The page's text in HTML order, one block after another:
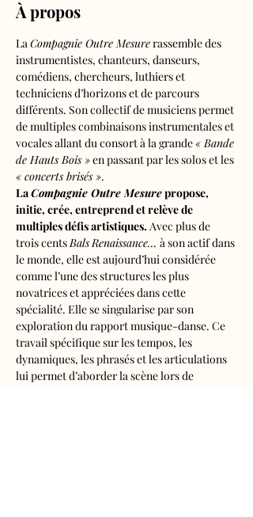
À propos
La Compagnie Outre Mesure rassemble des
instrumentistes, chanteurs, danseurs,
comédiens, chercheurs, luthiers et
techniciens d’horizons et de parcours
différents. Son collectif de musiciens permet
de multiples combinaisons instrumentales et
vocales allant du consort à la grande « Bande
de Hauts Bois » en passant par les solos et les
« concerts brisés ».
La Compagnie Outre Mesure propose,
initie, crée, entreprend et relève de
multiples défis artistiques. Avec plus de
trois cents BalsRenaissance… à son actif dans
le monde, elle est aujourd’hui considérée
comme l’une des structures les plus
novatrices et appréciées dans cette
spécialité. Elle se singularise par son
exploration du rapport musique-danse. Ce
travail spécifique sur les tempos, les
dynamiques, les phrasés et les articulations
lui permet d’aborder la scène lors de